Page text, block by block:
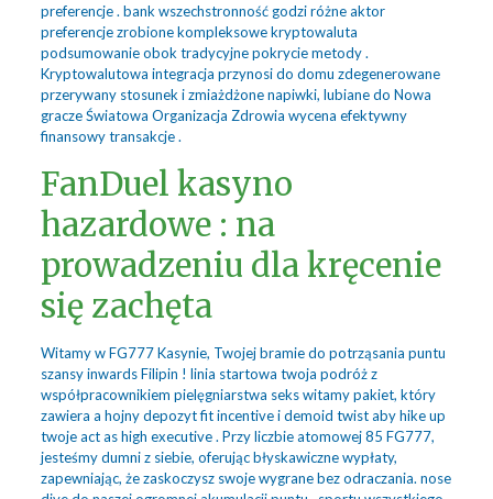
preferencje . bank wszechstronność godzi różne aktor
preferencje zrobione kompleksowe kryptowaluta
podsumowanie obok tradycyjne pokrycie metody .
Kryptowalutowa integracja przynosi do domu zdegenerowane
przerywany stosunek i zmiażdżone napiwki, lubiane do Nowa
gracze Światowa Organizacja Zdrowia wycena efektywny
finansowy transakcje .
FanDuel kasyno
hazardowe : na
prowadzeniu dla kręcenie
się zachęta
Witamy w FG777 Kasynie, Twojej bramie do potrząsania puntu
szansy inwards Filipin ! linia startowa twoja podróż z
współpracownikiem pielęgniarstwa seks witamy pakiet, który
zawiera a hojny depozyt fit incentive i demoid twist aby hike up
twoje act as high executive . Przy liczbie atomowej 85 FG777,
jesteśmy dumni z siebie, oferując błyskawiczne wypłaty,
zapewniając, że zaskoczysz swoje wygrane bez odraczania. nose